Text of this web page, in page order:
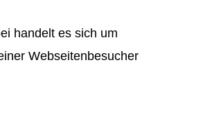
handelt es sich um
Webseitenbesucher